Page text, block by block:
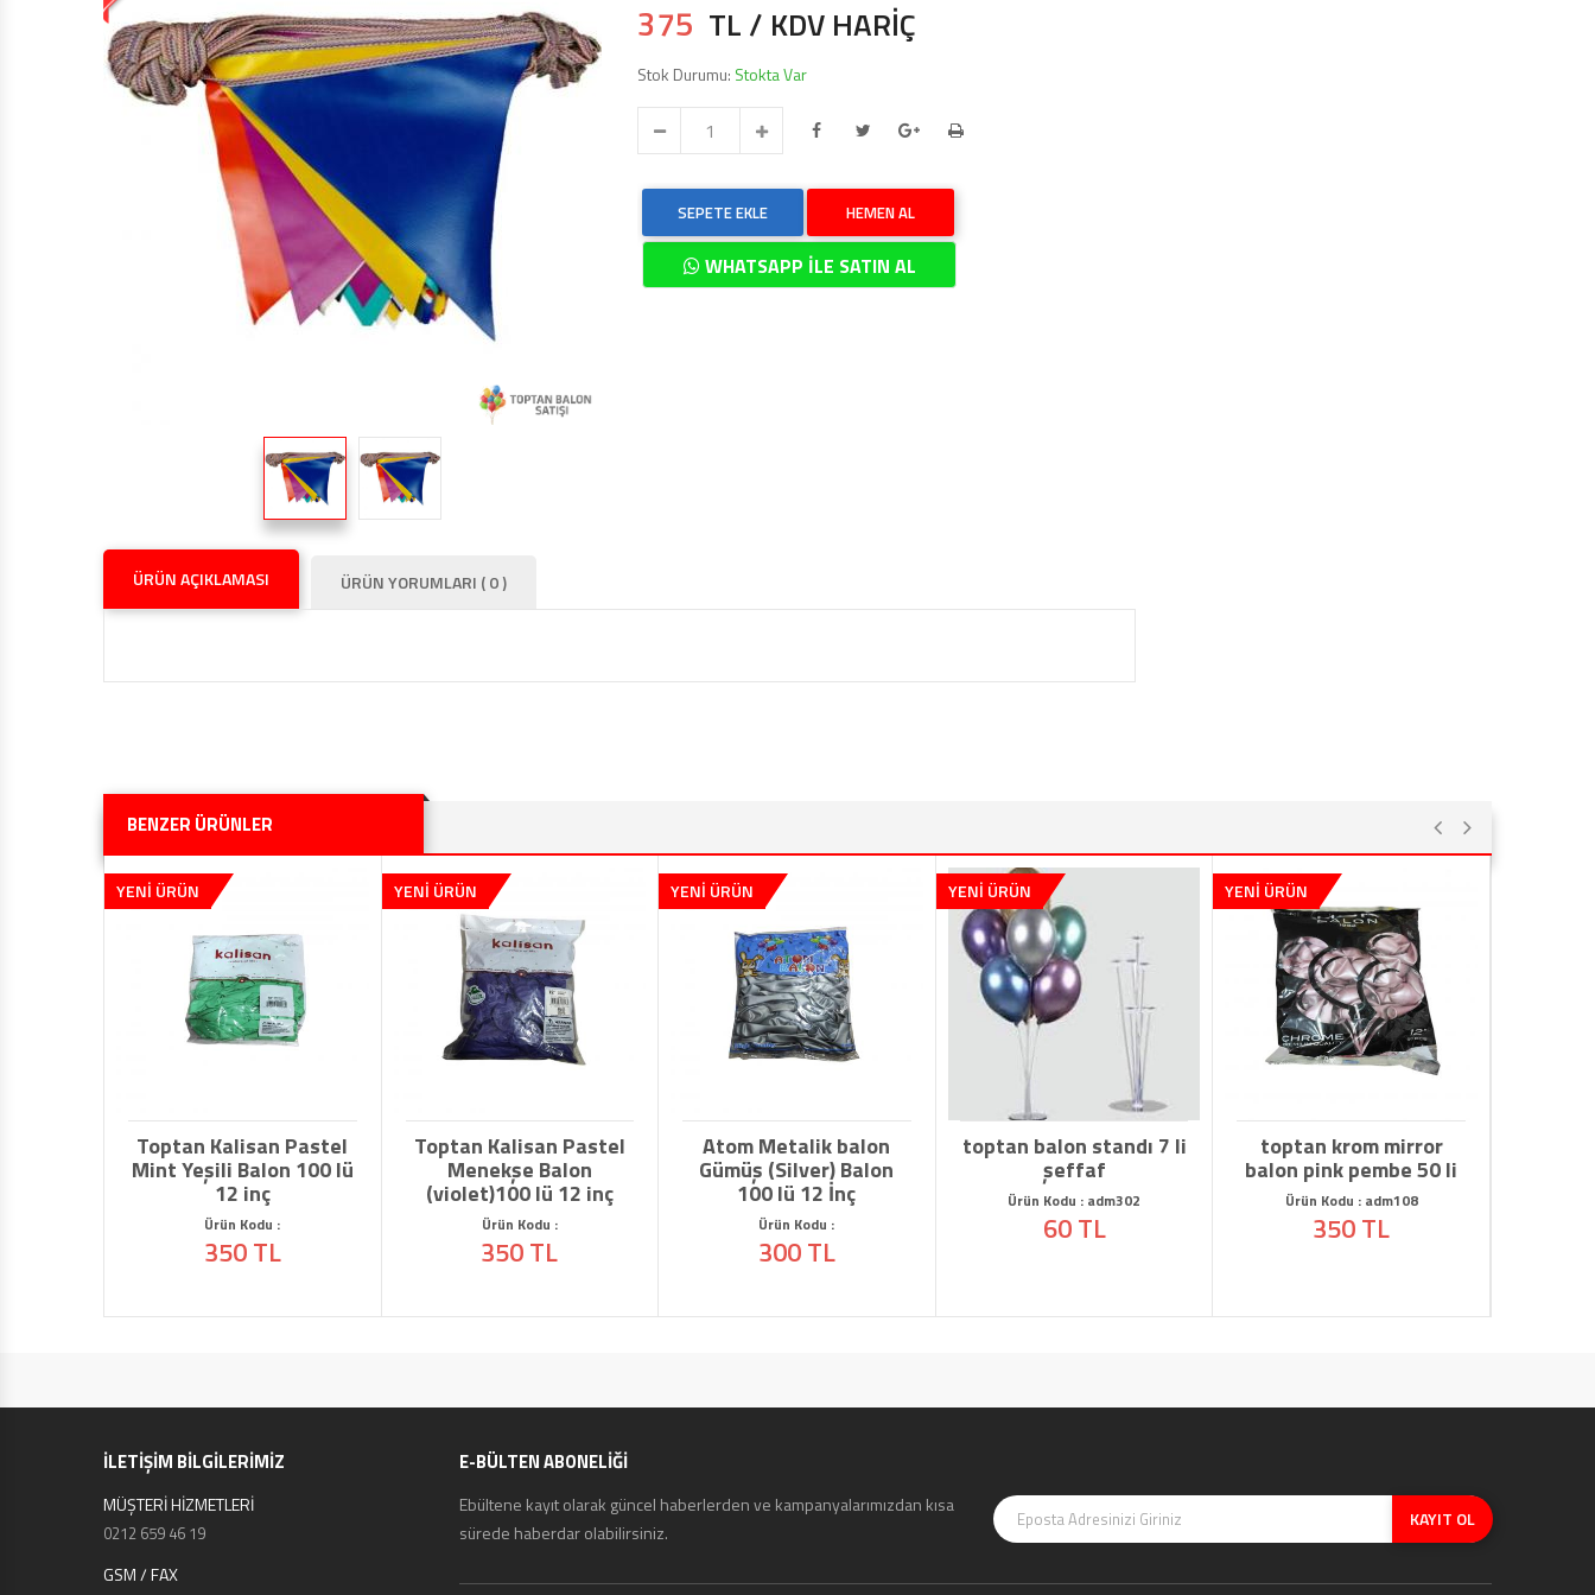
BALON ŞIŞIRME MAKINALARI
IŞIKLI BALON,LED IŞIKLI BALON
375 TL / KDV HARİÇ
Stok Durumu: Stokta Var
SEPETE EKLE HEMEN AL
WHATSAPP İLE SATIN AL
ÜRÜN AÇIKLAMASI ÜRÜN YORUMLARI ( 0 )
BENZER ÜRÜNLER
YENİ ÜRÜN
Toptan Kalisan Pastel
Mint Yeşili Balon 100 lü
12 inç
Ürün Kodu :
350 TL
YENİ ÜRÜN
Toptan Kalisan Pastel
Menekşe Balon
(violet)100 lü 12 inç
Ürün Kodu :
350 TL
YENİ ÜRÜN
Atom Metalik balon
Gümüş (Silver) Balon
100 lü 12 İnç
Ürün Kodu :
300 TL
YENİ ÜRÜN
toptan balon standı 7 li
şeffaf
Ürün Kodu : adm302
60 TL
YENİ ÜRÜN
toptan krom mirror
balon pink pembe 50 li
Ürün Kodu : adm108
350 TL
İLETİŞİM BİLGİLERİMİZ
MÜŞTERİ HİZMETLERİ
0212 659 46 19
GSM / FAX
E-BÜLTEN ABONELİĞİ
Ebültene kayıt olarak güncel haberlerden ve kampanyalarımızdan kısa
sürede haberdar olabilirsiniz.
KAYIT OL